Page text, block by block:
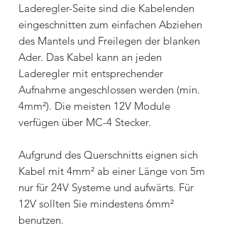
Laderegler-Seite sind die Kabelenden
eingeschnitten zum einfachen Abziehen
des Mantels und Freilegen der blanken
Ader. Das Kabel kann an jeden
Laderegler mit entsprechender
Aufnahme angeschlossen werden (min.
4mm²). Die meisten 12V Module
verfügen über MC-4 Stecker.
Aufgrund des Querschnitts eignen sich
Kabel mit 4mm² ab einer Länge von 5m
nur für 24V Systeme und aufwärts. Für
12V sollten Sie mindestens 6mm²
benutzen.